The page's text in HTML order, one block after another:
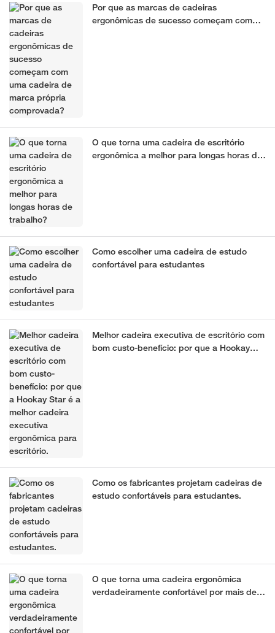
Por que as marcas de cadeiras
ergonômicas de sucesso começam com
O que torna uma cadeira de escritório
ergonômica a melhor para longas horas de
Como escolher uma cadeira de estudo
confortável para estudantes
Melhor cadeira executiva de escritório com
bom custo-benefício: por que a Hookay
Como os fabricantes projetam cadeiras de
estudo confortáveis ​​para estudantes.
O que torna uma cadeira ergonômica
verdadeiramente confortável por mais de 8